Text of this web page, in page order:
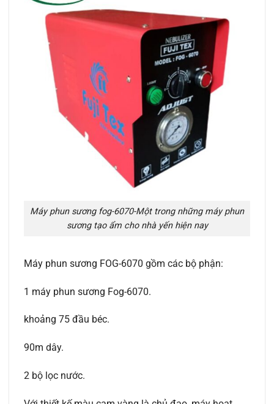
Máy phun sương fog-6070-Một trong những máy phun
sương tạo ẩm cho nhà yến hiện nay
Máy phun sương FOG-6070 gồm các bộ phận:
1 máy phun sương Fog-6070.
khoảng 75 đầu béc.
90m dây.
2 bộ lọc nước.